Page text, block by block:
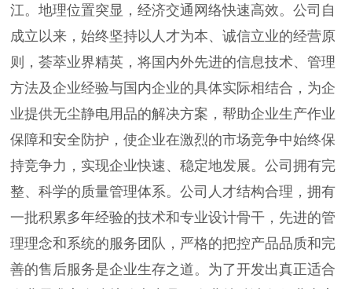
江。地理位置突显，经济交通网络快速高效。公司自
成立以来，始终坚持以人才为本、诚信立业的经营原
则，荟萃业界精英，将国内外先进的信息技术、管理
方法及企业经验与国内企业的具体实际相结合，为企
业提供无尘静电用品的解决方案，帮助企业生产作业
保障和安全防护，使企业在激烈的市场竞争中始终保
持竞争力，实现企业快速、稳定地发展。公司拥有完
整、科学的质量管理体系。公司人才结构合理，拥有
一批积累多年经验的技术和专业设计骨干，先进的管
理理念和系统的服务团队，严格的把控产品品质和完
善的售后服务是企业生存之道。为了开发出真正适合